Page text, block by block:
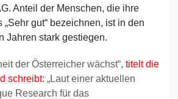
Anteil der Menschen, die ihre
„Sehr gut“ bezeichnen, ist in den
Jahren stark gestiegen.
der Österreicher wächst“, titelt die
schreibt: „Laut einer aktuellen
Research für das